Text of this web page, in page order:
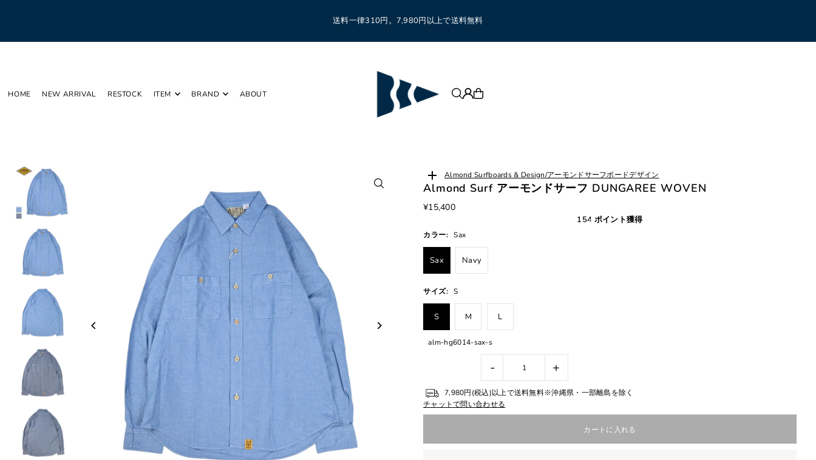
送料一律310円。7,980円以上で送料無料
HOME NEW ARRIVAL RESTOCK ITEM BRAND ABOUT
Almond Surfboards & Design/アーモンドサーフボードデザイン
Almond Surf アーモンドサーフ DUNGAREE WOVEN
¥15,400
154 ポイント獲得
カラー: Sax
Sax Navy
サイズ: S
S M L
alm-hg6014-sax-s
- +
7,980円(税込)以上で送料無料※沖縄県・一部離島を除く
チャットで問い合わせる